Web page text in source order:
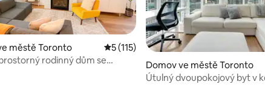
5 z 5, 87 hodnocení
městě Toronto Průměrné hodnocení 5 z 5, 115
5 (115)
rodinný dům se
Domov ve městě Toronto
Útulný dvoupokojový byt v